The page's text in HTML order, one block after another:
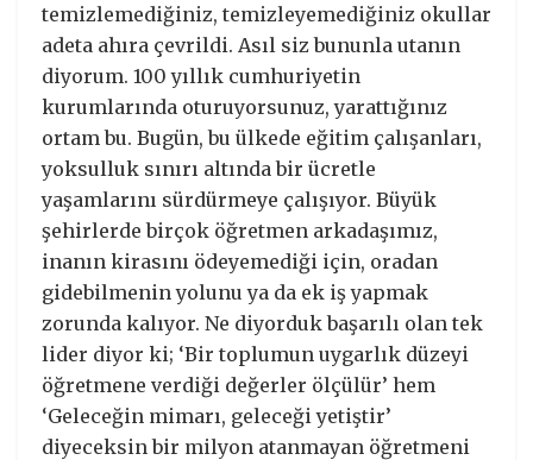
temizlemediğiniz, temizleyemediğiniz okullar
adeta ahıra çevrildi. Asıl siz bununla utanın
diyorum. 100 yıllık cumhuriyetin
kurumlarında oturuyorsunuz, yarattığınız
ortam bu. Bugün, bu ülkede eğitim çalışanları,
yoksulluk sınırı altında bir ücretle
yaşamlarını sürdürmeye çalışıyor. Büyük
şehirlerde birçok öğretmen arkadaşımız,
inanın kirasını ödeyemediği için, oradan
gidebilmenin yolunu ya da ek iş yapmak
zorunda kalıyor. Ne diyorduk başarılı olan tek
lider diyor ki; ‘Bir toplumun uygarlık düzeyi
öğretmene verdiği değerler ölçülür’ hem
‘Geleceğin mimarı, geleceği yetiştir’
diyeceksin bir milyon atanmayan öğretmeni